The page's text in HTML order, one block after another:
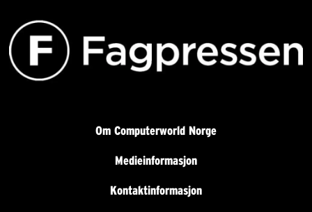
Om Computerworld Norge
Medieinformasjon
Kontaktinformasjon